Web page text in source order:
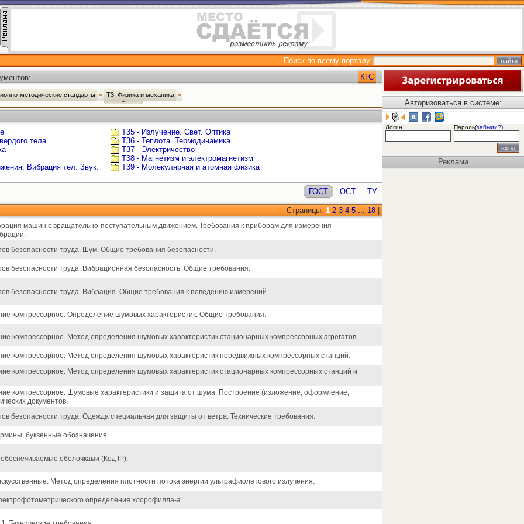
Поиск по всему порталу
КГС
методические стандарты Т3: Физика и механика
тела
Вибрация тел. Звук.
Т35 - Излучение. Свет. Оптика
Т36 - Теплота. Термодинамика
Т37 - Электричество
Т38 - Магнетизм и электромагнетизм
Т39 - Молекулярная и атомная физика
ГОСТ ОСТ ТУ
Страницы: 1 2 3 4 5 ... 18
машин с вращательно-поступательным движением. Требования к приборам для измерения
безопасности труда. Шум. Общие требования безопасности.
безопасности труда. Вибрационная безопасность. Общие требования.
безопасности труда. Вибрация. Общие требования к поведению измерений.
компрессорное. Определение шумовых характеристик. Общие требования.
компрессорное. Метод определения шумовых характеристик стационарных компрессорных агрегатов.
компрессорное. Метод определения шумовых характеристик передвижных компрессорных станций.
компрессорное. Метод определения шумовых характеристик стационарных компрессорных станций и
компрессорное. Шумовые характеристики и защита от шума. Построение (изложение, оформление,
документов.
безопасности труда. Одежда специальная для защиты от ветра. Технические требования.
буквенные обозначения.
оболочками (Код IP).
Метод определения плотности потока энергии ультрафиолетового излучения.
определения хлорофилла-a.
Авторизоваться в системе:
Логин Пароль(забыли?)
Реклама